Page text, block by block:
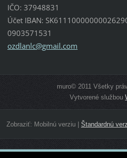
IČO: 37948831
Účet IBAN:
0903571531
ozdlanlc@gmail.com
muro© 2011 Všetky
Vytvorené službou
Zobraziť: Mobilnú verziu| Štandardnú